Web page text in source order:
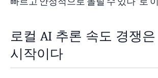
로컬 AI 추론 속도 경쟁
시작이다